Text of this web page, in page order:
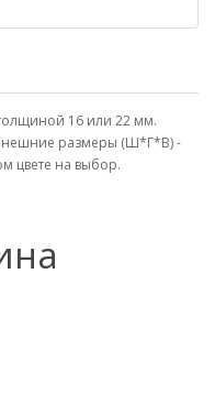
16 или 22 мм.
размеры (Ш*Г*В) -
цвете на выбор.